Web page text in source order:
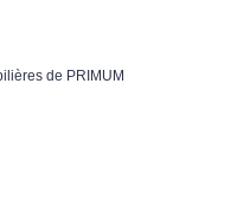
de PRIMUM